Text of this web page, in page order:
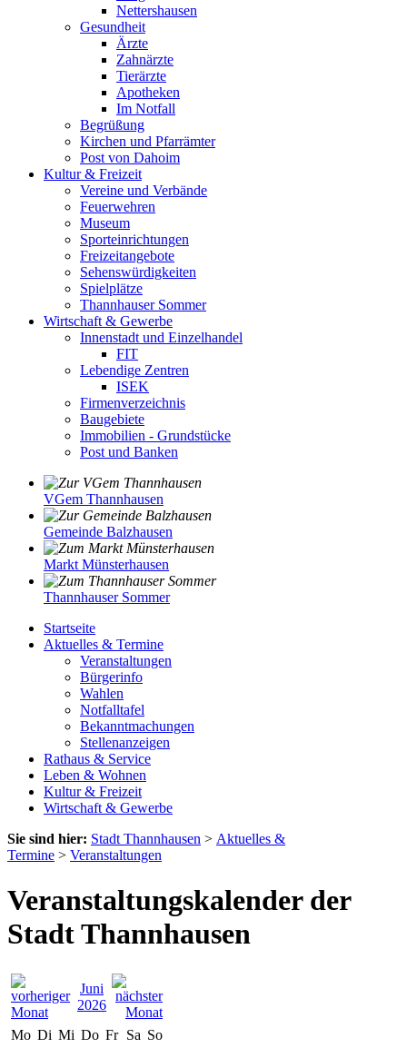
Nettershausen
Gesundheit
Ärzte
Zahnärzte
Tierärzte
Apotheken
Im Notfall
Begrüßung
Kirchen und Pfarrämter
Post von Dahoim
Kultur & Freizeit
Vereine und Verbände
Feuerwehren
Museum
Sporteinrichtungen
Freizeitangebote
Sehenswürdigkeiten
Spielplätze
Thannhauser Sommer
Wirtschaft & Gewerbe
Innenstadt und Einzelhandel
FIT
Lebendige Zentren
ISEK
Firmenverzeichnis
Baugebiete
Immobilien - Grundstücke
Post und Banken
VGem Thannhausen
Gemeinde Balzhausen
Markt Münsterhausen
Thannhauser Sommer
Startseite
Aktuelles & Termine
Veranstaltungen
Bürgerinfo
Wahlen
Notfalltafel
Bekanntmachungen
Stellenanzeigen
Rathaus & Service
Leben & Wohnen
Kultur & Freizeit
Wirtschaft & Gewerbe
Sie sind hier: Stadt Thannhausen > Aktuelles &
Termine > Veranstaltungen
Veranstaltungskalender der
Stadt Thannhausen
Juni
2026
Mo Di Mi Do Fr Sa So